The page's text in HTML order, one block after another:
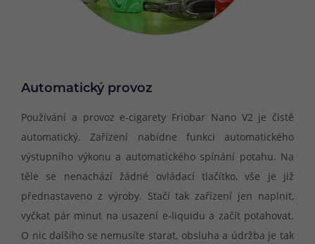
Automatický provoz
Používání a provoz e-cigarety Friobar Nano V2 je čistě
automatický. Zařízení nabídne funkci automatického
výstupního výkonu a automatického spínání potahu. Na
těle se nenachází žádné ovládací tlačítko, vše je již
přednastaveno z výroby. Stačí tak zařízení jen naplnit,
vyčkat pár minut na usazení e-liquidu a začít potahovat.
O nic dalšího se nemusíte starat, obsluha a údržba je tak